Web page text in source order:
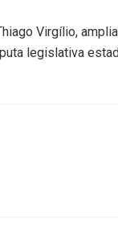
Virgílio,
legislativa